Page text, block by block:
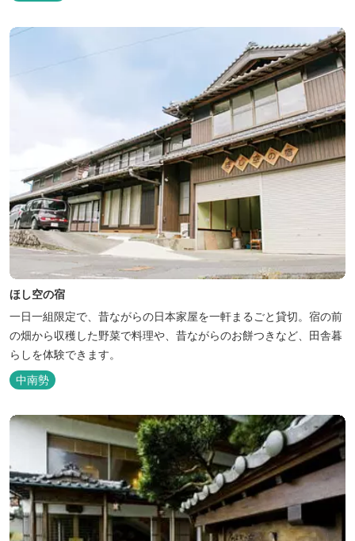
ほし空の宿
一日一組限定で、昔ながらの日本家屋を一軒まるごと貸切。宿の前
の畑から収穫した野菜で料理や、昔ながらのお餅つきなど、田舎暮
らしを体験できます。
中南勢